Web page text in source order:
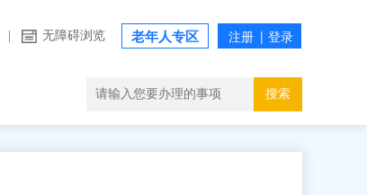
无障碍浏览 老年人专区
搜索